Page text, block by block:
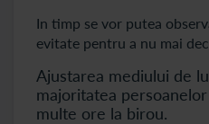
In timp se vor putea
evitate pentru a nu mai
Ajustarea mediului de
majoritatea
multe ore la birou.